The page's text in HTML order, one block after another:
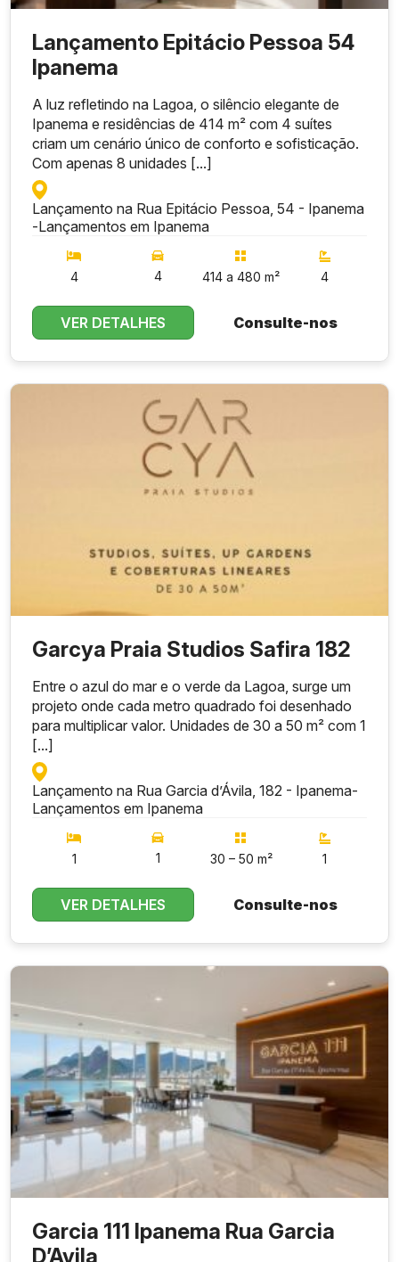
Lançamento Epitácio Pessoa 54
Ipanema
A luz refletindo na Lagoa, o silêncio elegante de
Ipanema e residências de 414 m² com 4 suítes
criam um cenário único de conforto e sofisticação.
Com apenas 8 unidades [...]
Lançamento na Rua Epitácio Pessoa, 54 - Ipanema
-Lançamentos em Ipanema
4 4 414 a 480 m² 4
VER DETALHES Consulte-nos
Garcya Praia Studios Safira 182
Entre o azul do mar e o verde da Lagoa, surge um
projeto onde cada metro quadrado foi desenhado
para multiplicar valor. Unidades de 30 a 50 m² com 1
[...]
Lançamento na Rua Garcia d’Ávila, 182 - Ipanema-
Lançamentos em Ipanema
1 1 30 – 50 m² 1
VER DETALHES Consulte-nos
Garcia 111 Ipanema Rua Garcia
D’Avila